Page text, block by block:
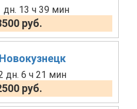
дн. 13 ч 39 мин
руб.
дн. 6 ч 21 мин
руб.